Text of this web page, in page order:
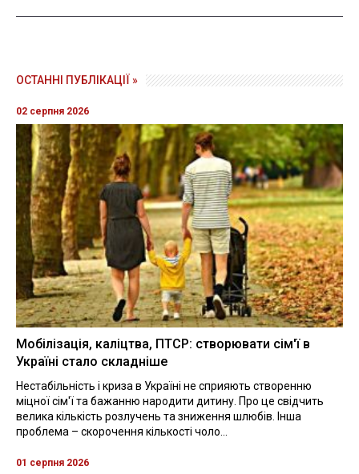
ОСТАННІ ПУБЛІКАЦІЇ »
02 серпня 2026
Мобілізація, каліцтва, ПТСР: створювати сім'ї в
Україні стало складніше
Нестабільність і криза в Україні не сприяють створенню
міцної сім'ї та бажанню народити дитину. Про це свідчить
велика кількість розлучень та зниження шлюбів. Інша
проблема – скорочення кількості чоло...
01 серпня 2026